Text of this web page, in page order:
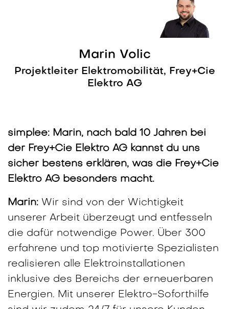
Marin Volic
Projektleiter Elektromobilität, Frey+Cie
Elektro AG
simplee: Marin, nach bald 10 Jahren bei
der Frey+Cie Elektro AG kannst du uns
sicher bestens erklären, was die Frey+Cie
Elektro AG besonders macht.
Marin: Wir sind von der Wichtigkeit
unserer Arbeit überzeugt und entfesseln
die dafür notwendige Power. Über 300
erfahrene und top motivierte Spezialisten
realisieren alle Elektroinstallationen
inklusive des Bereichs der erneuerbaren
Energien. Mit unserer Elektro-Soforthilfe